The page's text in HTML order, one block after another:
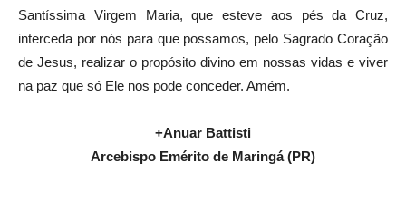
Santíssima Virgem Maria, que esteve aos pés da Cruz,
interceda por nós para que possamos, pelo Sagrado Coração
de Jesus, realizar o propósito divino em nossas vidas e viver
na paz que só Ele nos pode conceder. Amém.
+Anuar Battisti
Arcebispo Emérito de Maringá (PR)